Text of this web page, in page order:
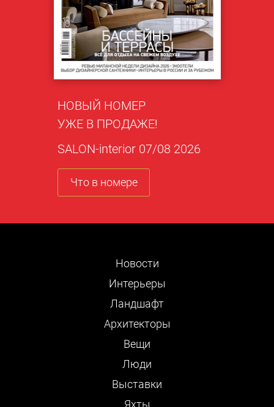
НОВЫЙ НОМЕР
УЖЕ В ПРОДАЖЕ!
SALON-interior 07/08 2026
Что в номере
Новости
Интерьеры
Ландшафт
Архитекторы
Вещи
Люди
Выставки
Яхты